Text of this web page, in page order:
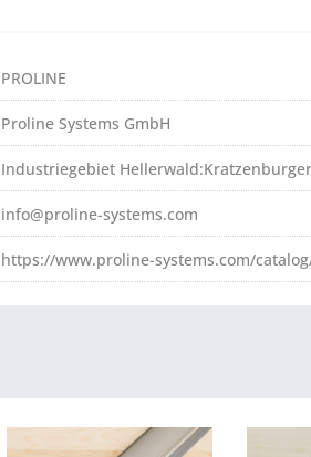
PROLINE
Proline Systems GmbH
Industriegebiet
info@proline-systems.com
https://www.proline-systems.com/